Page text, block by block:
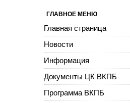
ГЛАВНОЕ МЕНЮ
Главная страница
Новости
Информация
Документы ЦК ВКПБ
Программа ВКПБ